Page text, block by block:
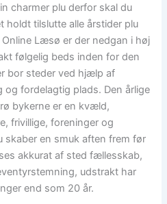
charmer plu derfor skal du
holdt tilslutte alle årstider plu
Læsø er der nedgan i høj
følgelig beds inden for den
bor steder ved hjælp af
fordelagtig plads. Den årlige
bykerne er en kvæld,
frivillige, foreninger og
skaber en smuk aften frem før
akkurat af sted fællesskab,
udstrakt har
end som 20 år.